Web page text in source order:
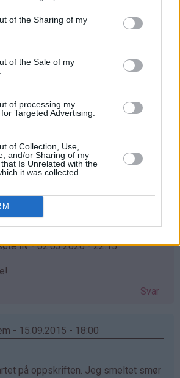
of the Sharing of my
of the Sale of my
of processing my
Targeted Advertising.
of Collection, Use,
and/or Sharing of my
Is Unrelated with the
it was collected.
du utav denne oppskrifta?
Svar
liv - 19.06.2015 - 23:49
av denne oppskriften :)
Svar
- 12:54
Enkle å lage og en utrolig bra
for at du legger ut så mye godt
liv - 02.03.2020 - 22:15
Svar
- 15.09.2015 - 18:00
på oppskriften. Jeg smeltet smør